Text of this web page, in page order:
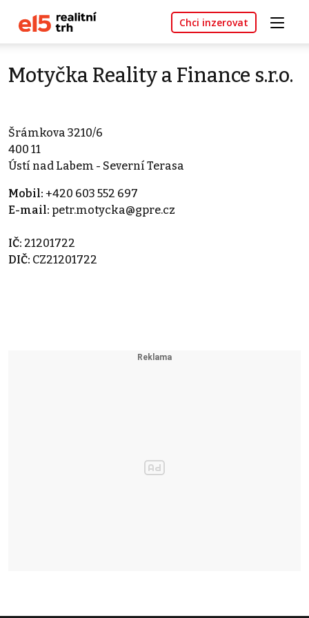
Chci inzerovat
Motyčka Reality a Finance s.r.o.
Šrámkova 3210/6
400 11
Ústí nad Labem - Severní Terasa
Mobil: +420 603 552 697
E-mail: petr.motycka@gpre.cz
IČ: 21201722
DIČ: CZ21201722